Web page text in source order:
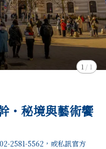
1 / 1
・秘境與藝術饗
2581-5562，或私訊官方